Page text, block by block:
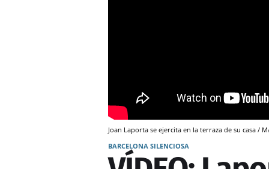
Joan Laporta se ejercita en la terraza de su casa /
BARCELONA SILENCIOSA